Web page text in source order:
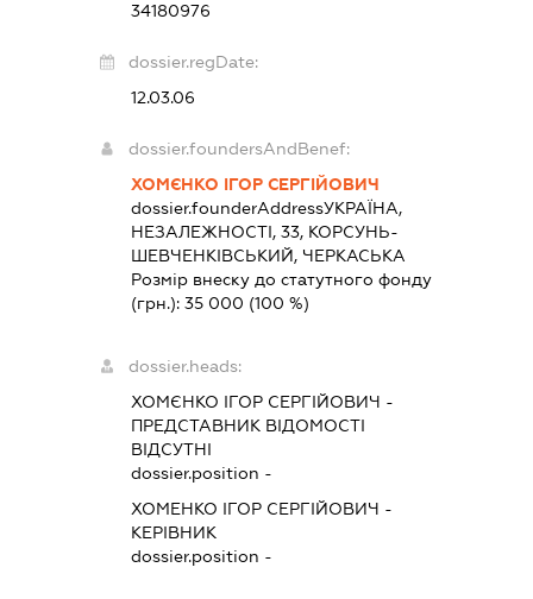
34180976
dossier.regDate:
12.03.06
dossier.foundersAndBenef:
ХОМЄНКО ІГОР СЕРГІЙОВИЧ
dossier.founderAddressУКРАЇНА,
НЕЗАЛЕЖНОСТІ, 33, КОРСУНЬ-
ШЕВЧЕНКІВСЬКИЙ, ЧЕРКАСЬКА
Розмір внеску до статутного фонду
(грн.): 35 000 (100 %)
dossier.heads:
ХОМЄНКО ІГОР СЕРГІЙОВИЧ -
ПРЕДСТАВНИКВІДОМОСТІ
ВІДСУТНІ
dossier.position -
ХОМЕНКО ІГОР СЕРГІЙОВИЧ -
КЕРІВНИК
dossier.position -